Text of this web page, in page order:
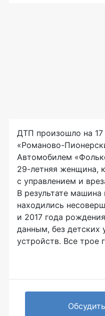
ДТП произошло на
«Романово-
Автомобилем
29-летняя женщина,
с управлением и
В результате машина
находились
и 2017 года
данным, без
устройств. Все трое